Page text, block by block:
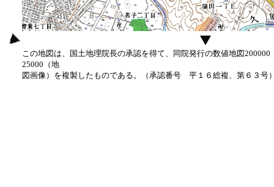
この地図は、国土地理院長の承認を得て、同院発行の数値地図
25000（地
図画像）を複製したものである。（承認番号 平１６総複、第６３号